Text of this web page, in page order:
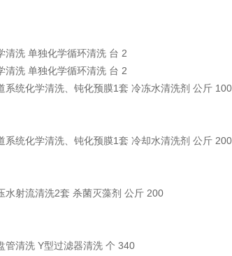
清洗 单独化学循环清洗 台 2
清洗 单独化学循环清洗 台 2
系统化学清洗、钝化预膜1套 冷冻水清洗剂 公斤 100
系统化学清洗、钝化预膜1套 冷却水清洗剂 公斤 200
水射流清洗2套 杀菌灭藻剂 公斤 200
管清洗 Y型过滤器清洗 个 340